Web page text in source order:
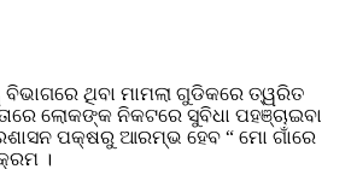
ବିଭାଗରେ ଥିବା ମାମଲା ଗୁଡିକରେ ତ୍ୱରିତ
ଲୋକଙ୍କ ନିକଟରେ ସୁବିଧା ପହଞ୍ଚାଇବା
ପକ୍ଷରୁ ଆରମ୍ଭ ହେବ “ ମୋ ଗାଁରେ
।